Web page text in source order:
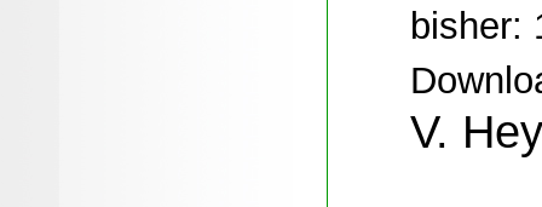
bisher:
V.